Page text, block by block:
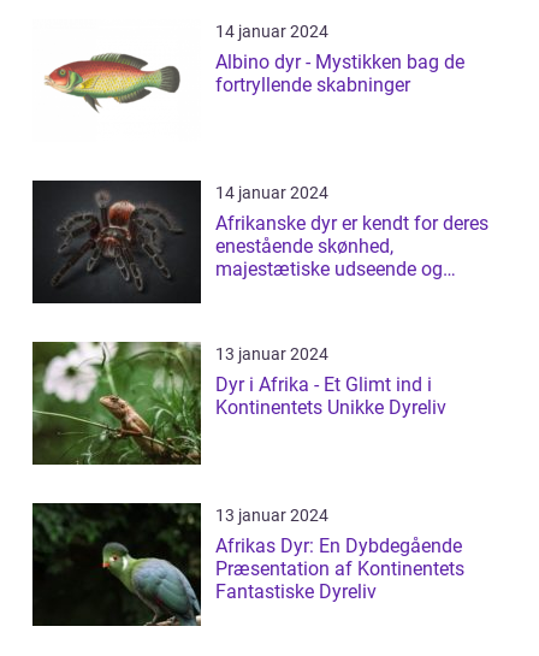
14 januar 2024
Albino dyr - Mystikken bag de
fortryllende skabninger
14 januar 2024
Afrikanske dyr er kendt for deres
enestående skønhed,
majestætiske udseende og
13 januar 2024
Dyr i Afrika - Et Glimt ind i
Kontinentets Unikke Dyreliv
13 januar 2024
Afrikas Dyr: En Dybdegående
Præsentation af Kontinentets
Fantastiske Dyreliv